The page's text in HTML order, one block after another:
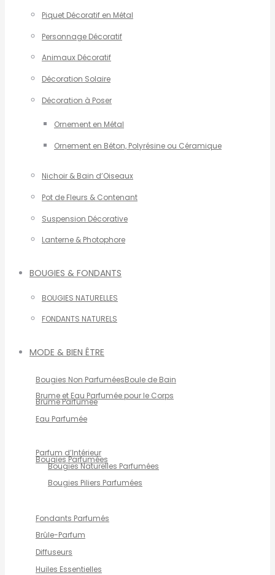
Piquet Décoratif en Métal
Personnage Décoratif
Animaux Décoratif
Décoration Solaire
Décoration à Poser
Ornement en Métal
Ornement en Béton, Polyrésine ou Céramique
Nichoir & Bain d’Oiseaux
Pot de Fleurs & Contenant
Suspension Décorative
Lanterne & Photophore
BOUGIES & FONDANTS
BOUGIES NATURELLES
FONDANTS NATURELS
MODE & BIEN ÊTRE
Bougies Non ParfuméesBoule de Bain
Brume et Eau Parfumée pour le Corps
Brume Parfumée
Eau Parfumée
Parfum d’Intérieur
Bougies Parfumées
Bougies Naturelles Parfumées
Bougies Piliers Parfumées
Fondants Parfumés
Brûle-Parfum
Diffuseurs
Huiles Essentielles